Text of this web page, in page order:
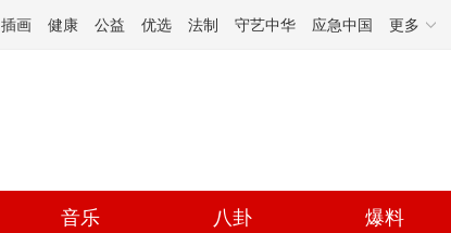
插画 健康 公益 优选 法制 守艺中华 应急中国 更多
音乐 八卦 爆料